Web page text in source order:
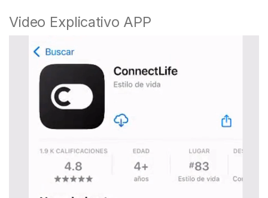
Video Explicativo APP